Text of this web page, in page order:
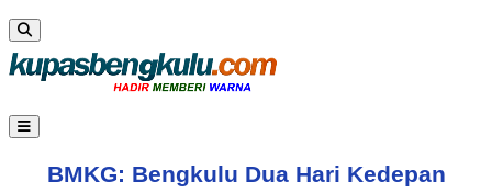
BMKG: Bengkulu Dua Hari Kedepan